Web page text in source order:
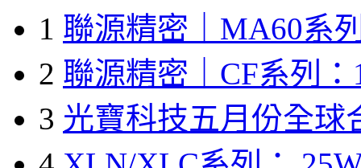
1 聯源精密｜MA60系
2 聯源精密｜CF系列：
3 光寶科技五月份全球